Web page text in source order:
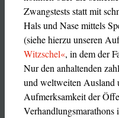
Zwangstests statt mit
Hals und Nase mittels
(siehe hierzu unseren
Witzschel«, in dem der
Nur den anhaltenden
und weltweiten Ausland
Aufmerksamkeit der
Verhandlungsmarathons